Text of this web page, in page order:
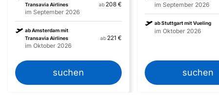
Transavia Airlines
im September 2026
ab 208 €
ab Amsterdam mit
Transavia Airlines
im Oktober 2026
ab 221 €
suchen
im September 2026
ab Stuttgart mit Vueling
im Oktober 2026
suchen